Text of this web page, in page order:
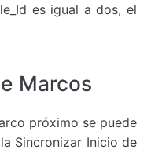
es igual a dos, el
Marcos
próximo se puede
Sincronizar Inicio de